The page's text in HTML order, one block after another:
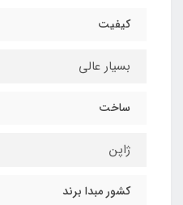
کیفیت
بسیار عالی
ساخت
ژاپن
کشور مبدا برند